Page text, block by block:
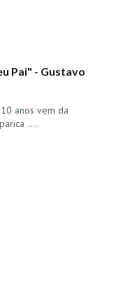
Pai" - Gustavo
anos vem da
....